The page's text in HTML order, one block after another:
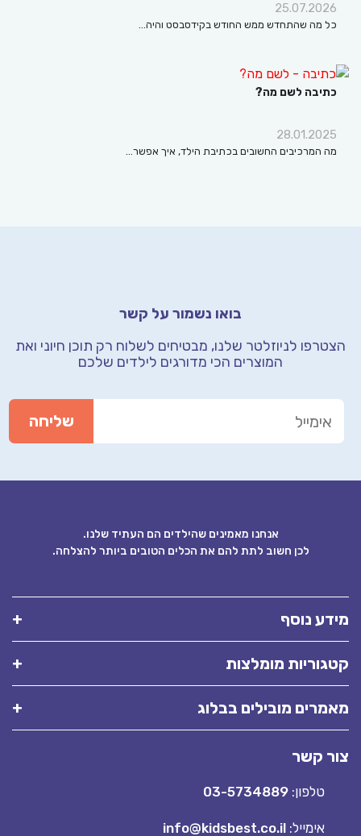
25.07.2026
כל מה שהתחדש ממש החודש בקידסבסט והיה…
כתיבה לשם מה?
28.01.2025
מה המרכיבים החשובים בכתיבת הילד, איך אפשר…
בואו נשמור על קשר
הצטרפו לניוזלטר שלנו, מבטיחים לשלוח רק תוכן חיוניואת
המוצרים הכי מדורגים לילדים שלכם
אנחנו מאמינים שהילדים הם העתיד שלנו.
לכן חשוב לתת להם את הכלים הטובים ביותר להצלחה.
נוסף
מומלצות
מובילים בבלוג
קשר
טלפון:03-5734889
אימייל:info@kidsbest.co.il